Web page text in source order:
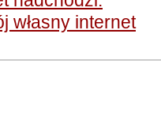
własny internet